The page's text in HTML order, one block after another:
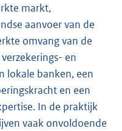
markt,
aanvoer van de
omvang van de
en
lokale banken, een
en een
In de praktijk
vaak onvoldoende